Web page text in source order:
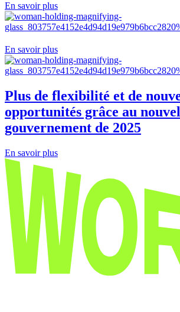
En savoir plus
En savoir plus
Plus de flexibilité et de
opportunités grâce au
gouvernement de 2025
En savoir plus